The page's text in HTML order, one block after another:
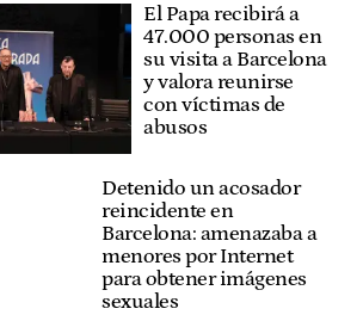
El Papa recibirá a
47.000 personas en
su visita a Barcelona
y valora reunirse
con víctimas de
abusos
Detenido un acosador
reincidente en
Barcelona: amenazaba a
menores por Internet
para obtener imágenes
sexuales